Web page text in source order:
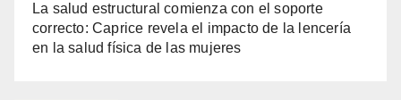
La salud estructural comienza con el soporte
correcto: Caprice revela el impacto de la lencería
en la salud física de las mujeres